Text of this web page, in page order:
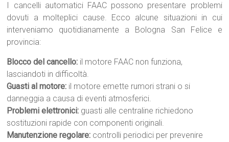
I cancelli automatici FAAC possono presentare problemi
dovuti a molteplici cause. Ecco alcune situazioni in cui
interveniamo quotidianamente a Bologna San Felice e
provincia:
Blocco del cancello: il motore FAAC non funziona,
lasciandoti in difficoltà.
Guasti al motore: il motore emette rumori strani o si
danneggia a causa di eventi atmosferici.
Problemi elettronici: guasti alle centraline richiedono
sostituzioni rapide con componenti originali.
Manutenzione regolare: controlli periodici per prevenire